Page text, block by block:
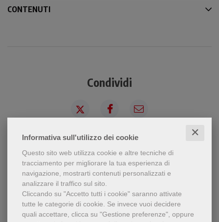
Informativa sull'utilizzo dei cookie ✕
Questo sito web utilizza cookie e altre tecniche di
tracciamento per migliorare la tua esperienza di
navigazione, mostrarti contenuti personalizzati e
analizzare il traffico sul sito.
Cliccando su "Accetto tutti i cookie" saranno attivate
tutte le categorie di cookie. Se invece vuoi decidere
quali accettare, clicca su "Gestione preferenze", oppure
CONTENUTI
Condividi
Dello stesso autore